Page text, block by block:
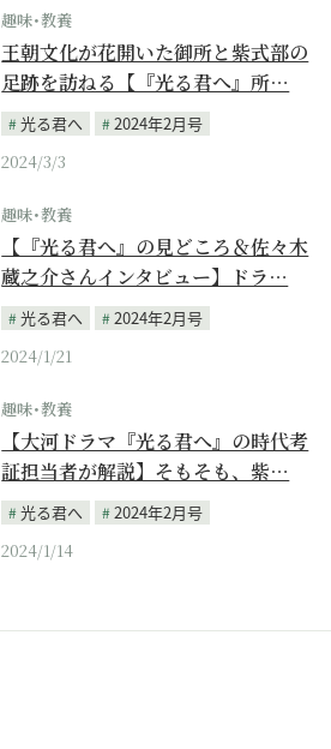
趣味･教養
王朝文化が花開いた御所と紫式部の
足跡を訪ねる【『光る君へ』所…
光る君へ
2024年2月号
2024/3/3
趣味･教養
【『光る君へ』の見どころ＆佐々木
蔵之介さんインタビュー】ドラ…
光る君へ
2024年2月号
2024/1/21
趣味･教養
【大河ドラマ『光る君へ』の時代考
証担当者が解説】そもそも、紫…
光る君へ
2024年2月号
2024/1/14